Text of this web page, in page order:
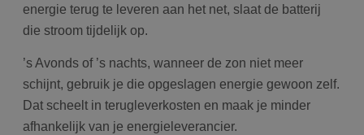
energie terug te leveren aan het net, slaat de batterij
die stroom tijdelijk op.
’s Avonds of ’s nachts, wanneer de zon niet meer
schijnt, gebruik je die opgeslagen energie gewoon zelf.
Dat scheelt in terugleverkosten en maak je minder
afhankelijk van je energieleverancier.